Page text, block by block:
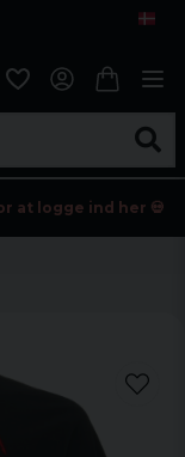
at logge ind her 💀